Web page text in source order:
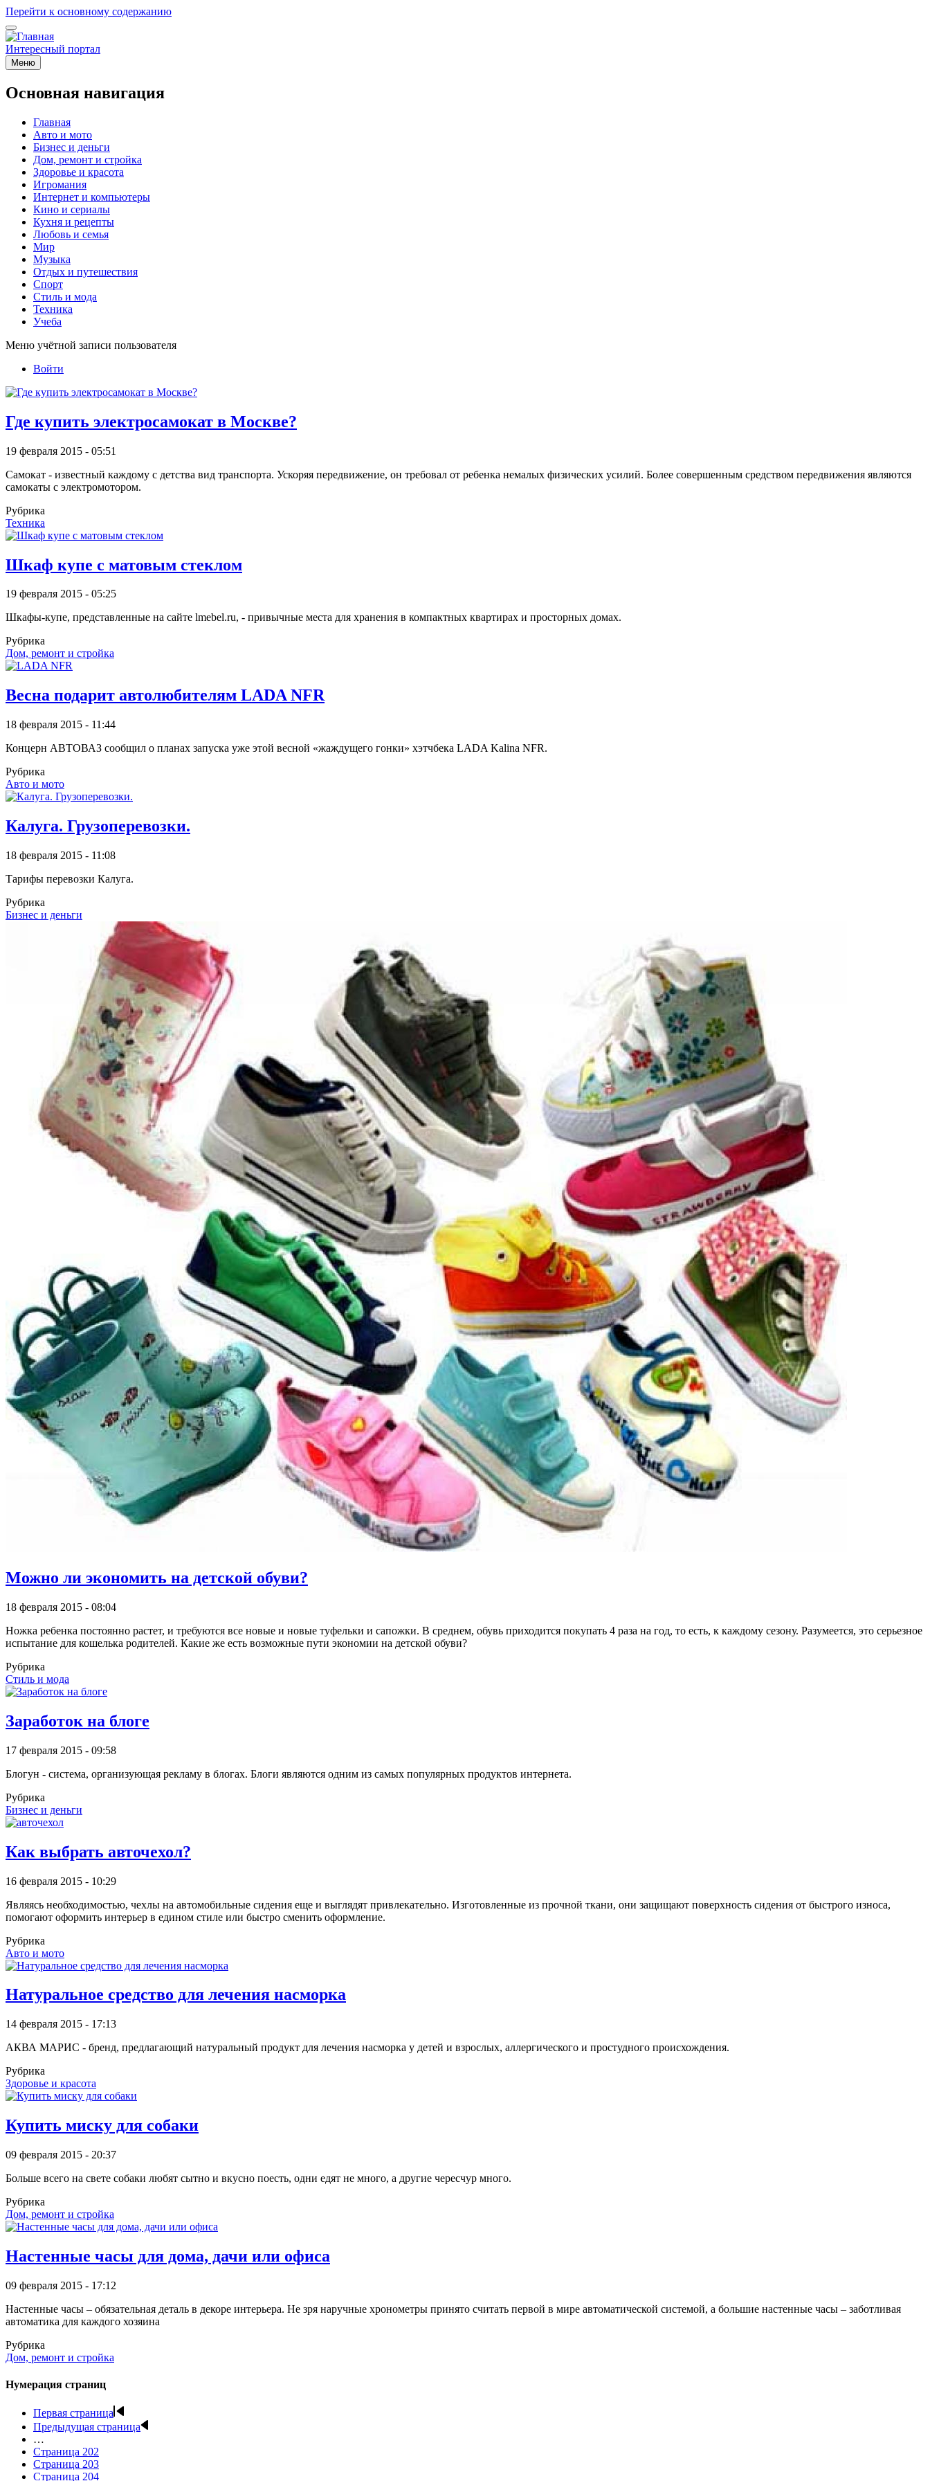
Перейти к основному содержанию
Интересный портал
Меню
Основная навигация
Главная
Авто и мото
Бизнес и деньги
Дом, ремонт и стройка
Здоровье и красота
Игромания
Интернет и компьютеры
Кино и сериалы
Кухня и рецепты
Любовь и семья
Мир
Музыка
Отдых и путешествия
Спорт
Стиль и мода
Техника
Учеба
Меню учётной записи пользователя
Войти
Где купить электросамокат в Москве?
19 февраля 2015 - 05:51
Самокат - известный каждому с детства вид транспорта. Ускоряя передвижение, он требовал от ребенка немалых физических усилий. Более совершенным средством передвижения являются
самокаты с электромотором.
Рубрика
Техника
Шкаф купе с матовым стеклом
19 февраля 2015 - 05:25
Шкафы-купе, представленные на сайте lmebel.ru, - привычные места для хранения в компактных квартирах и просторных домах.
Рубрика
Дом, ремонт и стройка
Весна подарит автолюбителям LADA NFR
18 февраля 2015 - 11:44
Концерн АВТОВАЗ сообщил о планах запуска уже этой весной «жаждущего гонки» хэтчбека LADA Kalina NFR.
Рубрика
Авто и мото
Калуга. Грузоперевозки.
18 февраля 2015 - 11:08
Тарифы перевозки Калуга.
Рубрика
Бизнес и деньги
Можно ли экономить на детской обуви?
18 февраля 2015 - 08:04
Ножка ребенка постоянно растет, и требуются все новые и новые туфельки и сапожки. В среднем, обувь приходится покупать 4 раза на год, то есть, к каждому сезону. Разумеется, это серьезное
испытание для кошелька родителей. Какие же есть возможные пути экономии на детской обуви?
Рубрика
Стиль и мода
Заработок на блоге
17 февраля 2015 - 09:58
Блогун - система, организующая рекламу в блогах. Блоги являются одним из самых популярных продуктов интернета.
Рубрика
Бизнес и деньги
Как выбрать авточехол?
16 февраля 2015 - 10:29
Являясь необходимостью, чехлы на автомобильные сидения еще и выглядят привлекательно. Изготовленные из прочной ткани, они защищают поверхность сидения от быстрого износа,
помогают оформить интерьер в едином стиле или быстро сменить оформление.
Рубрика
Авто и мото
Натуральное средство для лечения насморка
14 февраля 2015 - 17:13
АКВА МАРИС - бренд, предлагающий натуральный продукт для лечения насморка у детей и взрослых, аллергического и простудного происхождения.
Рубрика
Здоровье и красота
Купить миску для собаки
09 февраля 2015 - 20:37
Больше всего на свете собаки любят сытно и вкусно поесть, одни едят не много, а другие чересчур много.
Рубрика
Дом, ремонт и стройка
Настенные часы для дома, дачи или офиса
09 февраля 2015 - 17:12
Настенные часы – обязательная деталь в декоре интерьера. Не зря наручные хронометры принято считать первой в мире автоматической системой, а большие настенные часы – заботливая
автоматика для каждого хозяина
Рубрика
Дом, ремонт и стройка
Нумерация страниц
Первая страница
Предыдущая страница
…
Страница 202
Страница 203
Страница 204